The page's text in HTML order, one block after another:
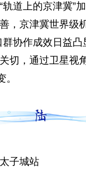
轨道上的京津冀”
，京津冀世界级
群协作成效日益
切，通过卫星视
。
子城站